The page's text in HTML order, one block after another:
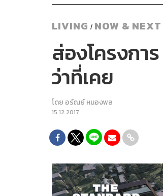
LIVING / NOW &
ส่องโครงกา
ว่าที่เคย
โดย อรัณย์ หนองพล
15.12.2017